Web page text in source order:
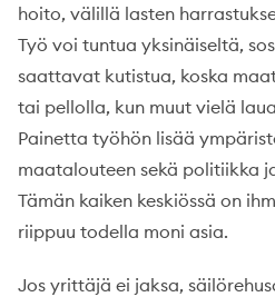
hoito, välillä lasten
Työ voi tuntua yksinäiseltä,
saattavat kutistua, koska
tai pellolla, kun muut vielä
Painetta työhön lisää
maatalouteen sekä politiikka
Tämän kaiken keskiössä on
riippuu todella moni asia.
Jos yrittäjä ei jaksa,